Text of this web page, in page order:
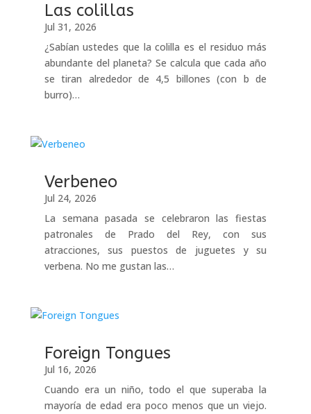
Las colillas
Jul 31, 2026
¿Sabían ustedes que la colilla es el residuo más
abundante del planeta? Se calcula que cada año
se tiran alrededor de 4,5 billones (con b de
burro)…
Verbeneo
Jul 24, 2026
La semana pasada se celebraron las fiestas
patronales de Prado del Rey, con sus
atracciones, sus puestos de juguetes y su
verbena. No me gustan las…
Foreign Tongues
Jul 16, 2026
Cuando era un niño, todo el que superaba la
mayoría de edad era poco menos que un viejo.